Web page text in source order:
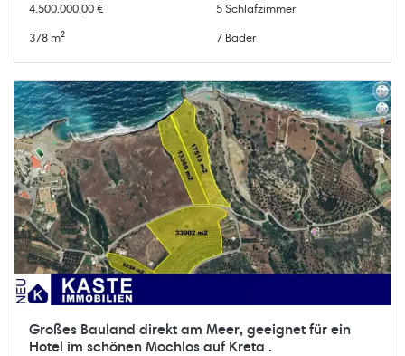
4.500.000,00 €
378 m²
5 Schlafzimmer
7 Bäder
Großes Bauland direkt am Meer, geeignet für ein
Hotel im schönen Mochlos auf Kreta .